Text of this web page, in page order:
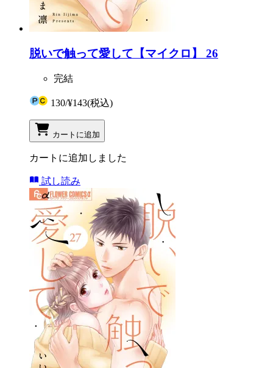
脱いで触って愛して【マイクロ】 26
完結
130/¥143(税込)
カートに追加
カートに追加しました
試し読み